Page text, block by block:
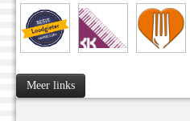
Meer links